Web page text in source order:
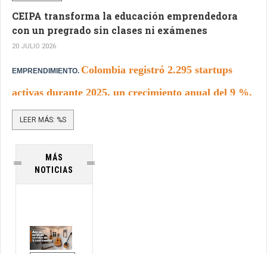
CEIPA transforma la educación emprendedora
con un pregrado sin clases ni exámenes
20 JULIO 2026
EMPRENDIMIENTO. Colombia registró 2.295 startups
activas durante 2025, un crecimiento anual del 9 %,
mientras que en 2024 se crearon 297.475 empresas
LEER MÁS: %S
MÁS
NOTICIAS